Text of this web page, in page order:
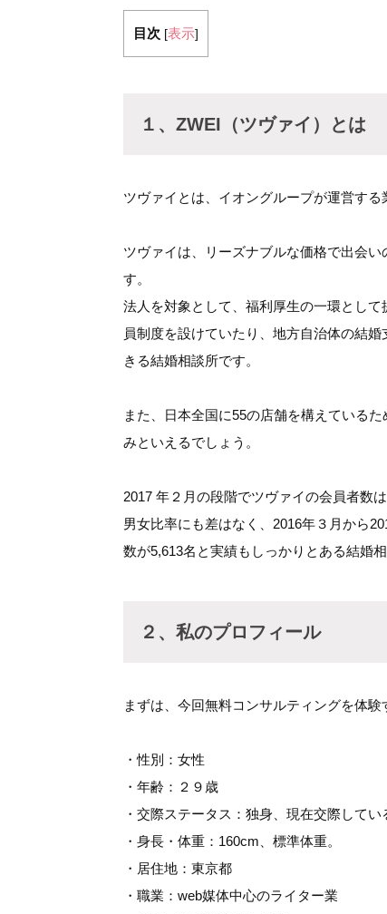
目次 [表示]
１、ZWEI（ツヴァイ）とは
ツヴァイとは、イオングループが運営する
ツヴァイは、リーズナブルな価格で出会
す。
法人を対象として、福利厚生の一環とし
員制度を設けていたり、地方自治体の結
きる結婚相談所です。
また、日本全国に55の店舗を構えている
みといえるでしょう。
2017 年２月の段階でツヴァイの会員者数
男女比率にも差はなく、2016年３月から
数が5,613名と実績もしっかりとある結婚相
２、私のプロフィール
まずは、今回無料コンサルティングを体
・性別：女性
・年齢：２９歳
・交際ステータス：独身、現在交際してい
・身長・体重：160cm、標準体重。
・居住地：東京都
・職業：web媒体中心のライター業